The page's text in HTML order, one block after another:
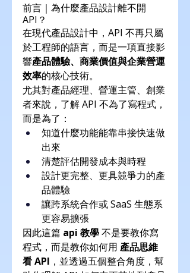
前言｜為什麼產品設計離不開
API？
在現代產品設計中，API 不再只屬
於工程師的語言，而是一項直接影
響產品體驗、商業價值與企業營運
效率的核心技術。
尤其對產品經理、營運主管、創業
者來說，了解 API 不為了寫程式，
而是為了：
知道什麼功能能靠串接快速做
出來
清楚評估開發成本與時程
設計更完整、更具競爭力的產
品體驗
讓跨系統合作或 SaaS 生態系
更容易擴張
因此這篇 api 教學 不是要教你寫
程式，而是教你如何用 產品思維
看 API ，並透過五個整合角度，幫